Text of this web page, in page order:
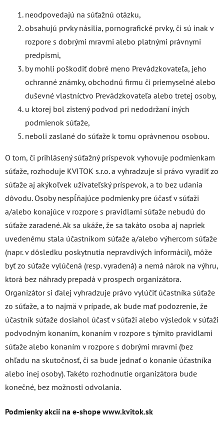
neodpovedajú na súťažnú otázku,
obsahujú prvky násilia, pornografické prvky, či sú inak v
rozpore s dobrými mravmi alebo platnými právnymi
predpismi,
by mohli poškodiť dobré meno Prevádzkovateľa, jeho
ochranné známky, obchodnú firmu či priemyselné alebo
duševné vlastníctvo Prevádzkovateľa alebo tretej osoby,
u ktorej bol zistený podvod pri nedodržaní iných
podmienok súťaže,
neboli zaslané do súťaže k tomu oprávnenou osobou.
O tom, či prihlásený súťažný príspevok vyhovuje podmienkam
súťaže, rozhoduje KVITOK s.r.o. a vyhradzuje si právo vyradiť zo
súťaže aj akýkoľvek užívateľský príspevok, a to bez udania
dôvodu. Osoby nespĺňajúce podmienky pre účasť v súťaži
a/alebo konajúce v rozpore s pravidlami súťaže nebudú do
súťaže zaradené. Ak sa ukáže, že sa takáto osoba aj napriek
uvedenému stala účastníkom súťaže a/alebo výhercom súťaže
(napr. v dôsledku poskytnutia nepravdivých informácií), môže
byť zo súťaže vylúčená (resp. vyradená) a nemá nárok na výhru,
ktorá bez náhrady prepadá v prospech organizátora.
Organizátor si ďalej vyhradzuje právo vylúčiť účastníka súťaže
zo súťaže, a to najmä v prípade, ak bude mať podozrenie, že
účastník súťaže dosiahol účasť v súťaži alebo výsledok v súťaži
podvodným konaním, konaním v rozpore s týmito pravidlami
súťaže alebo konaním v rozpore s dobrými mravmi (bez
ohľadu na skutočnosť, či sa bude jednať o konanie účastníka
alebo inej osoby). Takéto rozhodnutie organizátora bude
konečné, bez možnosti odvolania.
Podmienky akcií na e-shope www.kvitok.sk